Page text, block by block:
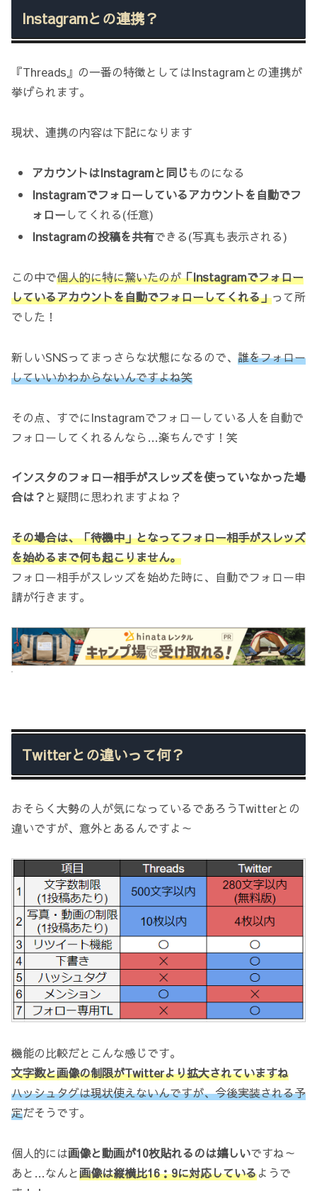
Instagramとの連携？
『Threads』の一番の特徴としてはInstagramとの連携が
挙げられます。
現状、連携の内容は下記になります
アカウントはInstagramと同じものになる
Instagramでフォローしているアカウントを自動でフ
ォローしてくれる(任意)
Instagramの投稿を共有できる(写真も表示される)
この中で個人的に特に驚いたのが「Instagramでフォロー
しているアカウントを自動でフォローしてくれる」って所
でした！
新しいSNSってまっさらな状態になるので、 誰をフォロー
していいかわからないんですよね笑
その点、すでにInstagramでフォローしている人を自動で
フォローしてくれるんなら…楽ちんです！笑
インスタのフォロー相手がスレッズを使っていなかった場
合は？と疑問に思われますよね？
その場合は、「待機中」となってフォロー相手がスレッズ
を始めるまで何も起こりません。
フォロー相手がスレッズを始めた時に、自動でフォロー申
請が行きます。
Twitterとの違いって何？
おそらく大勢の人が気になっているであろうTwitterとの
違いですが、意外とあるんですよ～
機能の比較だとこんな感じです。
文字数と画像の制限がTwitterより拡大されていますね
ハッシュタグは現状使えないんですが、今後実装される予
定だそうです。
個人的には画像と動画が10枚貼れるのは嬉しいですね～
あと…なんと画像は縦横比16：9に対応しているようで